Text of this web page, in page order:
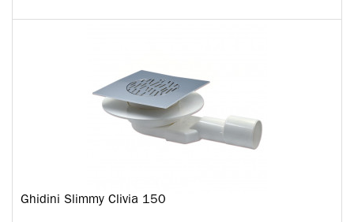
Ghidini Slimmy Clivia 150